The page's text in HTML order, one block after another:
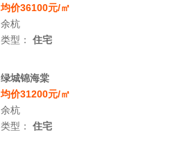
均价36100元/㎡
余杭
类型：住宅
绿城锦海棠
均价31200元/㎡
余杭
类型：住宅